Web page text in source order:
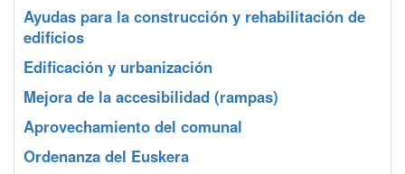
Ayudas para la construcción y rehabilitación de
edificios
Edificación y urbanización
Mejora de la accesibilidad (rampas)
Aprovechamiento del comunal
Ordenanza del Euskera